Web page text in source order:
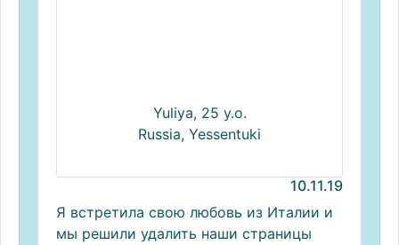
Yuliya, 25 y.o.
Russia, Yessentuki
10.11.19
Я встретила свою любовь из Италии и
мы решили удалить наши страницы